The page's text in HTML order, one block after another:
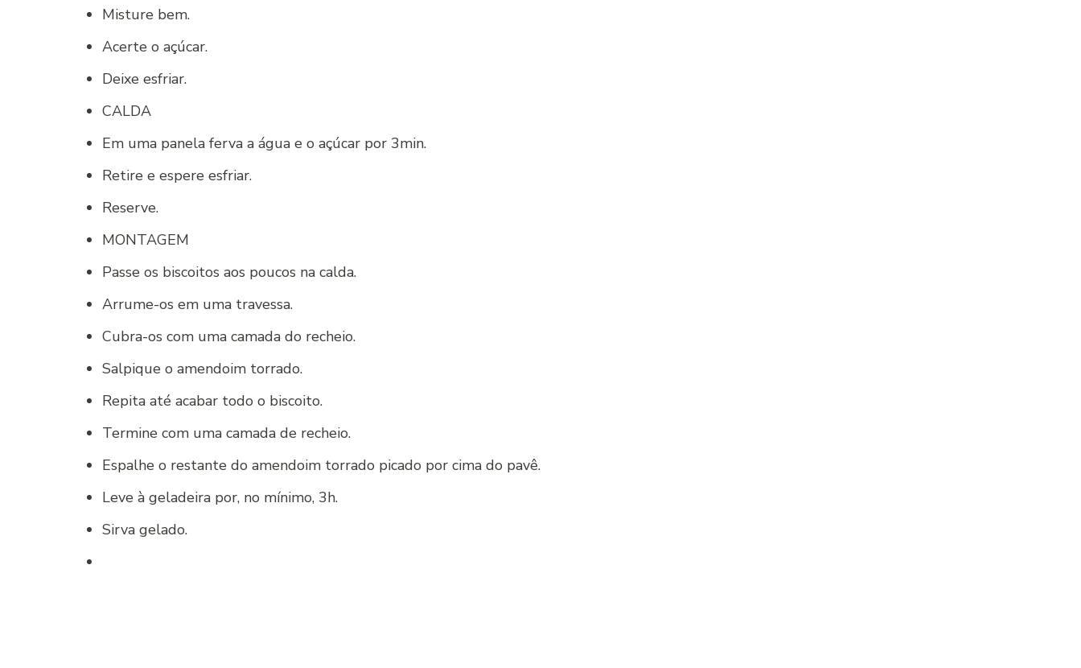
Misture bem.
Acerte o açúcar.
Deixe esfriar.
CALDA
Em uma panela ferva a água e o açúcar por 3min.
Retire e espere esfriar.
Reserve.
MONTAGEM
Passe os biscoitos aos poucos na calda.
Arrume-os em uma travessa.
Cubra-os com uma camada do recheio.
Salpique o amendoim torrado.
Repita até acabar todo o biscoito.
Termine com uma camada de recheio.
Espalhe o restante do amendoim torrado picado por cima do pavê.
Leve à geladeira por, no mínimo, 3h.
Sirva gelado.